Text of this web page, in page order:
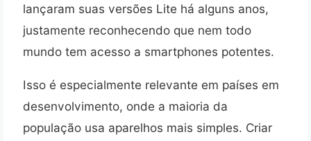
lançaram suas versões Lite há alguns anos,
justamente reconhecendo que nem todo
mundo tem acesso a smartphones potentes.
Isso é especialmente relevante em países em
desenvolvimento, onde a maioria da
população usa aparelhos mais simples. Criar